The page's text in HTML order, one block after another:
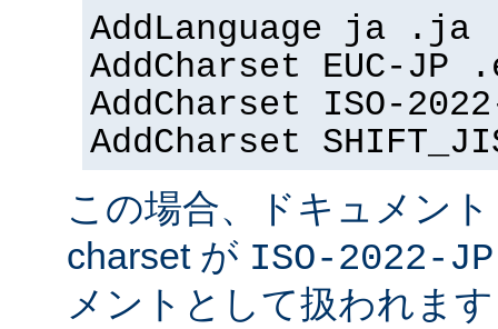
AddLanguage ja .ja
AddCharset EUC-JP
AddCharset ISO-
AddCharset
この場合、ドキュメン
charset が ISO-2022-JP
メントとして扱われま